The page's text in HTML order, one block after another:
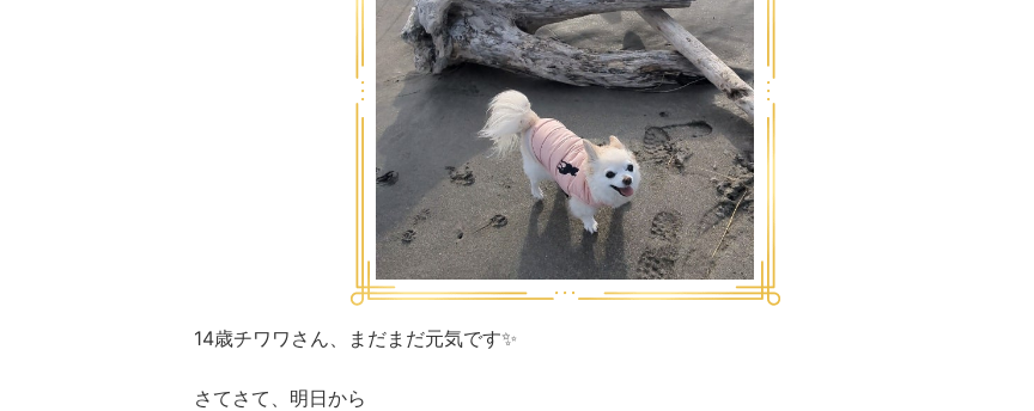
14歳チワワさん、まだまだ元気です✨
さてさて、明日から